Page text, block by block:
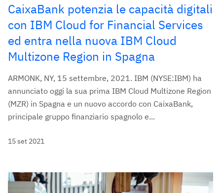
CaixaBank potenzia le capacità digitali
con IBM Cloud for Financial Services
ed entra nella nuova IBM Cloud
Multizone Region in Spagna
ARMONK, NY, 15 settembre, 2021. IBM (NYSE:IBM) ha
annunciato oggi la sua prima IBM Cloud Multizone Region
(MZR) in Spagna e un nuovo accordo con CaixaBank,
principale gruppo finanziario spagnolo e...
15 set 2021